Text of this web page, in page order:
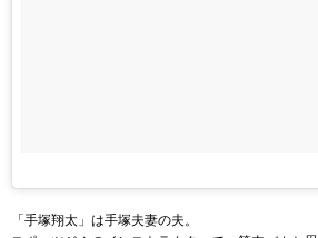
「手塚翔太」は手塚夫妻の夫。